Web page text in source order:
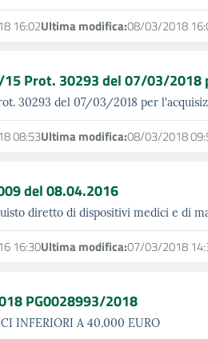
16:02Ultima modifica:08/03/2018
Prot. 30293 del 07/03/2018
30293 del 07/03/2018 per
08:53Ultima modifica:08/03/2018
del 08.04.2016
diretto di dispositivi medici e di
16:30Ultima modifica:07/03/2018
PG0028993/2018
INFERIORI A 40.000 EURO